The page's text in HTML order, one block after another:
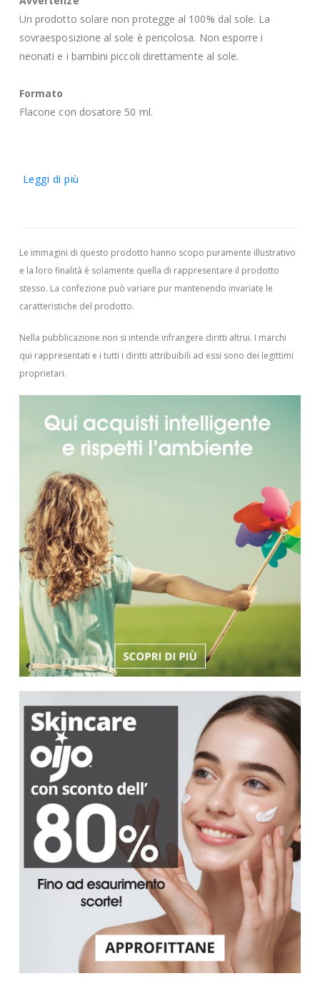
Un prodotto solare non protegge al 100% dal sole. La
sovraesposizione al sole è pericolosa. Non esporre i
neonati e i bambini piccoli direttamente al sole.
Formato
Flacone con dosatore 50 ml.
Leggi di più
Le immagini di questo prodotto hanno scopo puramente illustrativo
e la loro finalità è solamente quella di rappresentare il prodotto
stesso. La confezione può variare pur mantenendo invariate le
caratteristiche del prodotto.
Nella pubblicazione non si intende infrangere diritti altrui. I marchi
qui rappresentati e i tutti i diritti attribuibili ad essi sono dei legittimi
proprietari.